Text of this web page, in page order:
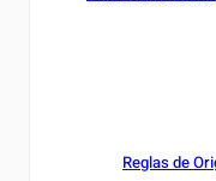
Reglas de